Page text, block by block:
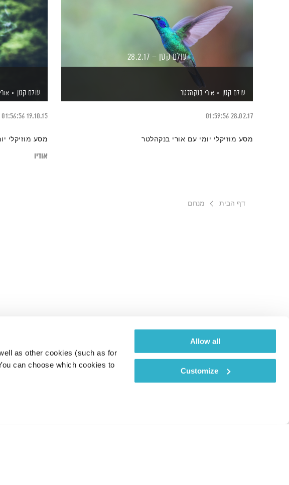
as other cookies (such as for
can choose which cookies to
Allow all
Customize
עולם קטן – 28.2.17
עולם קטן אורי בנקהלטר
28.02.17
01:59:56
מסע מוזיקלי יומי עם אורי בנקהלטר
עולם קטן
19.10.15
01:56:56
מסע מוזיקלי
אודיו
דף הבית מנחם